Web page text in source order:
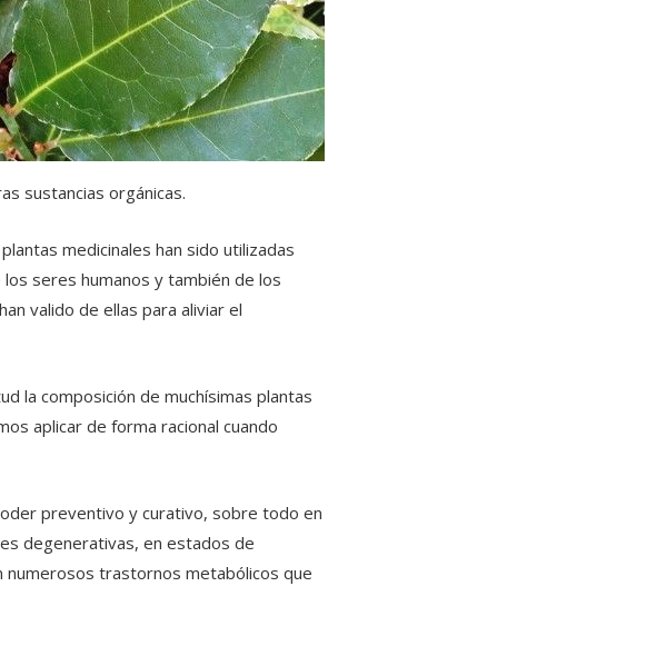
sustancias orgánicas.
medicinales han sido utilizadas
seres humanos y también de los
valido de ellas para aliviar el
la composición de muchísimas plantas
aplicar de forma racional cuando
preventivo y curativo, sobre todo en
degenerativas, en estados de
numerosos trastornos metabólicos que